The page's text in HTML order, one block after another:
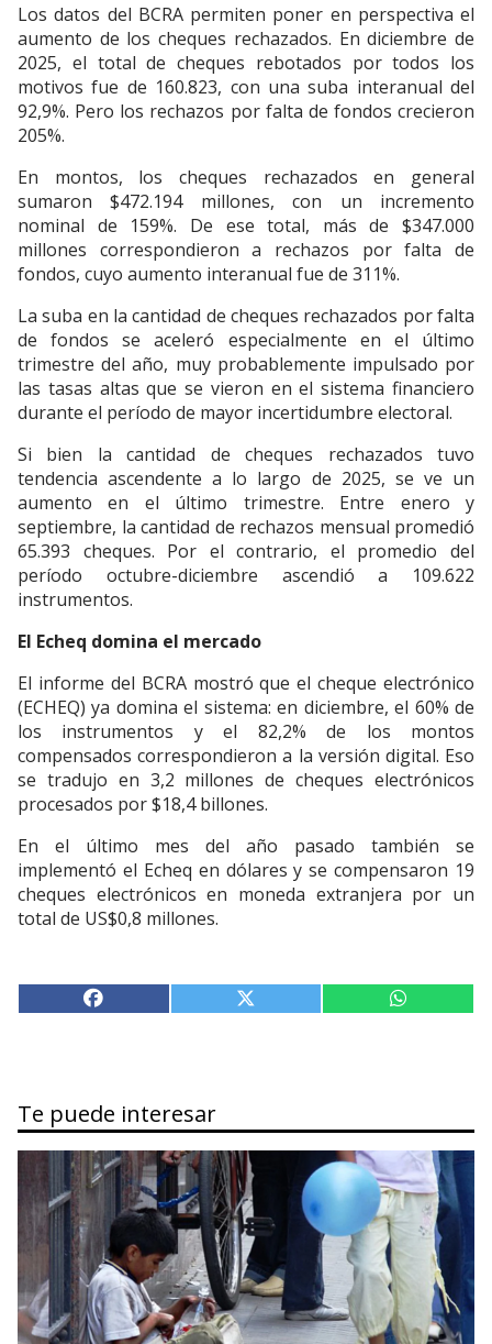
Los datos del BCRA permiten poner en perspectiva el
aumento de los cheques rechazados. En diciembre de
2025, el total de cheques rebotados por todos los
motivos fue de 160.823, con una suba interanual del
92,9%. Pero los rechazos por falta de fondos crecieron
205%.
En montos, los cheques rechazados en general
sumaron $472.194 millones, con un incremento
nominal de 159%. De ese total, más de $347.000
millones correspondieron a rechazos por falta de
fondos, cuyo aumento interanual fue de 311%.
La suba en la cantidad de cheques rechazados por falta
de fondos se aceleró especialmente en el último
trimestre del año, muy probablemente impulsado por
las tasas altas que se vieron en el sistema financiero
durante el período de mayor incertidumbre electoral.
Si bien la cantidad de cheques rechazados tuvo
tendencia ascendente a lo largo de 2025, se ve un
aumento en el último trimestre. Entre enero y
septiembre, la cantidad de rechazos mensual promedió
65.393 cheques. Por el contrario, el promedio del
período octubre-diciembre ascendió a 109.622
instrumentos.
El Echeq domina el mercado
El informe del BCRA mostró que el cheque electrónico
(ECHEQ) ya domina el sistema: en diciembre, el 60% de
los instrumentos y el 82,2% de los montos
compensados correspondieron a la versión digital. Eso
se tradujo en 3,2 millones de cheques electrónicos
procesados por $18,4 billones.
En el último mes del año pasado también se
implementó el Echeq en dólares y se compensaron 19
cheques electrónicos en moneda extranjera por un
total de US$0,8 millones.
Te puede interesar